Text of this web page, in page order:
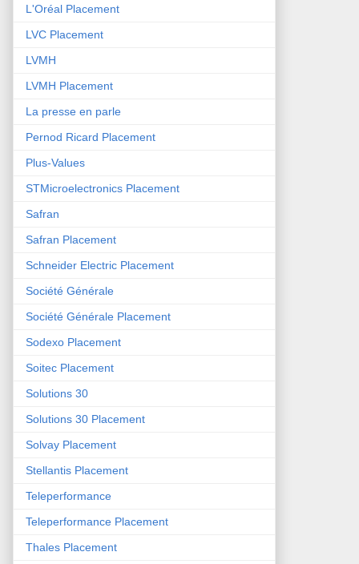
L'Oréal Placement
LVC Placement
LVMH
LVMH Placement
La presse en parle
Pernod Ricard Placement
Plus-Values
STMicroelectronics Placement
Safran
Safran Placement
Schneider Electric Placement
Société Générale
Société Générale Placement
Sodexo Placement
Soitec Placement
Solutions 30
Solutions 30 Placement
Solvay Placement
Stellantis Placement
Teleperformance
Teleperformance Placement
Thales Placement